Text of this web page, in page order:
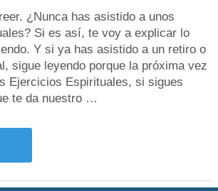
¿Nunca has asistido a unos
Si es así, te voy a explicar lo
Y si ya has asistido a un retiro o
sigue leyendo porque la próxima vez
Ejercicios Espirituales, si sigues
te da nuestro …